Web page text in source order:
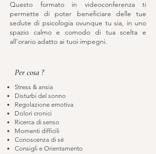
Questo formato in videoconferenza ti
permette di poter beneficiare delle tue
sedute di psicologia ovunque tu sia, in uno
spazio calmo e comodo di tua scelta e
all'orario adatto ai tuoi impegni.
Per cosa ?
Stress & ansia
Disturbi del sonno
Regolazione emotiva
Dolori cronici
Ricerca di senso
Momenti difficili
Conoscenza di sé
Consigli e Orientamento